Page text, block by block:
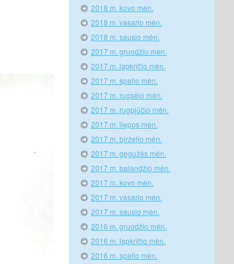
2018 m. kovo mėn.
2018 m. vasario mėn.
2018 m. sausio mėn.
2017 m. gruodžio mėn.
2017 m. lapkričio mėn.
2017 m. spalio mėn.
2017 m. rugsėjo mėn.
2017 m. rugpjūčio mėn.
2017 m. liepos mėn.
2017 m. birželio mėn.
2017 m. gegužės mėn.
2017 m. balandžio mėn.
2017 m. kovo mėn.
2017 m. vasario mėn.
2017 m. sausio mėn.
2016 m. gruodžio mėn.
2016 m. lapkričio mėn.
2016 m. spalio mėn.